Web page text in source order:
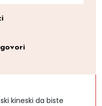
kineski da biste